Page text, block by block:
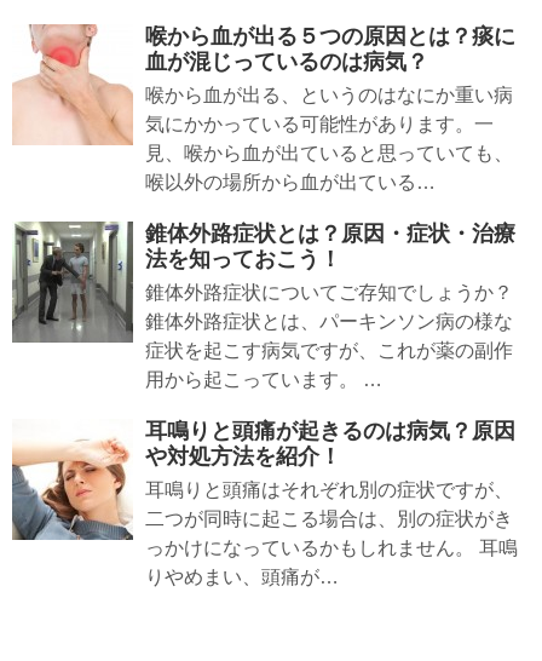
喉から血が出る５つの原因とは？痰に
血が混じっているのは病気？
喉から血が出る、というのはなにか重い病
気にかかっている可能性があります。一
見、喉から血が出ていると思っていても、
喉以外の場所から血が出ている…
錐体外路症状とは？原因・症状・治療
法を知っておこう！
錐体外路症状についてご存知でしょうか？
錐体外路症状とは、パーキンソン病の様な
症状を起こす病気ですが、これが薬の副作
用から起こっています。 …
耳鳴りと頭痛が起きるのは病気？原因
や対処方法を紹介！
耳鳴りと頭痛はそれぞれ別の症状ですが、
二つが同時に起こる場合は、別の症状がき
っかけになっているかもしれません。 耳鳴
りやめまい、頭痛が…